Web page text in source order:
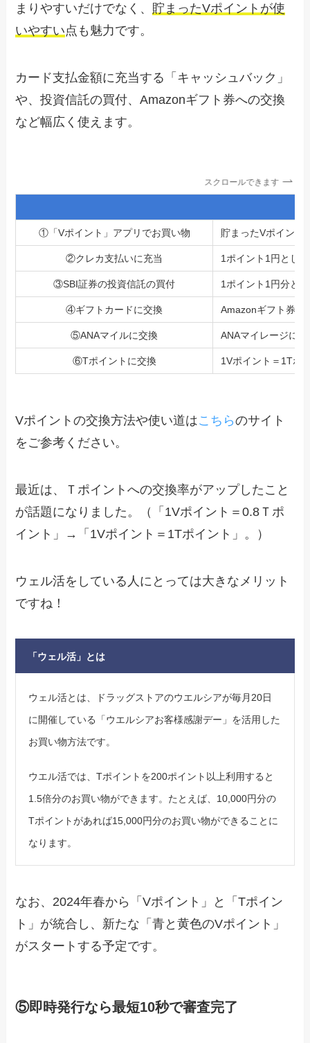
まりやすいだけでなく、 貯まったVポイントが使
いやすい点も魅力です。
カード支払金額に充当する「キャッシュバック」
や、投資信託の買付、Amazonギフト券への交換
など幅広く使えます。
スクロールできます
①「Vポイント」アプリでお買い物 貯まったVポイント
②クレカ支払いに充当 1ポイント1円とし
③SBI証券の投資信託の買付 1ポイント1円分と
④ギフトカードに交換 Amazonギフト券、
⑤ANAマイルに交換 ANAマイレージに1
⑥Tポイントに交換 1Vポイント＝1Tポ
Vポイントの交換方法や使い道はこちらのサイト
をご参考ください。
最近は、Ｔポイントへの交換率がアップしたこと
が話題になりました。（「1Vポイント＝0.8Ｔポ
イント」→「1Vポイント＝1Tポイント」。）
ウェル活をしている人にとっては大きなメリット
ですね！
「ウェル活」とは
ウェル活とは、ドラッグストアのウエルシアが毎月20日
に開催している「ウエルシアお客様感謝デー」を活用した
お買い物方法です。
ウエル活では、Tポイントを200ポイント以上利用すると
1.5倍分のお買い物ができます。たとえば、10,000円分の
Tポイントがあれば15,000円分のお買い物ができることに
なります。
なお、2024年春から「Vポイント」と「Tポイン
ト」が統合し、新たな「青と黄色のVポイント」
がスタートする予定です。
⑤即時発行なら最短10秒で審査完了